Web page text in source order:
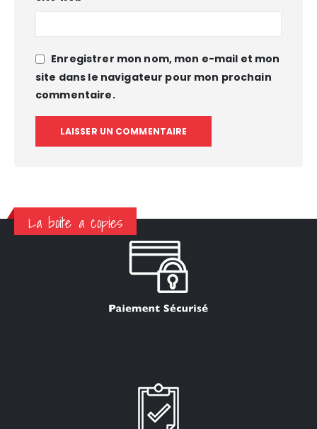
Enregistrer mon nom, mon e-mail et mon
site dans le navigateur pour mon prochain
commentaire.
La boite a copies